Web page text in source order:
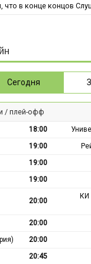
что в конце концов
Сегодня
/ плей-офф
18:00
19:00
19:00
19:00
20:00
КИ
20:00
20:00
20:45